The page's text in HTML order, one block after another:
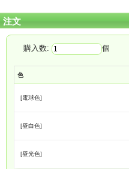
注文
購入数: 個
色
[電球色]
[昼白色]
[昼光色]